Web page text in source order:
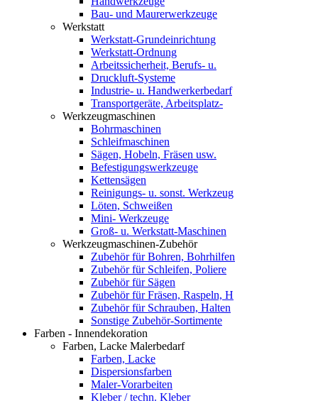
Bau- und Maurerwerkzeuge
Werkstatt
Werkstatt-Grundeinrichtung
Werkstatt-Ordnung
Arbeitssicherheit, Berufs- u.
Druckluft-Systeme
Industrie- u. Handwerkerbedarf
Transportgeräte, Arbeitsplatz-
Werkzeugmaschinen
Bohrmaschinen
Schleifmaschinen
Sägen, Hobeln, Fräsen usw.
Befestigungswerkzeuge
Kettensägen
Reinigungs- u. sonst. Werkzeug
Löten, Schweißen
Mini- Werkzeuge
Groß- u. Werkstatt-Maschinen
Werkzeugmaschinen-Zubehör
Zubehör für Bohren, Bohrhilfen
Zubehör für Schleifen, Poliere
Zubehör für Sägen
Zubehör für Fräsen, Raspeln, H
Zubehör für Schrauben, Halten
Sonstige Zubehör-Sortimente
Farben - Innendekoration
Farben, Lacke Malerbedarf
Farben, Lacke
Dispersionsfarben
Maler-Vorarbeiten
Kleber / techn. Kleber